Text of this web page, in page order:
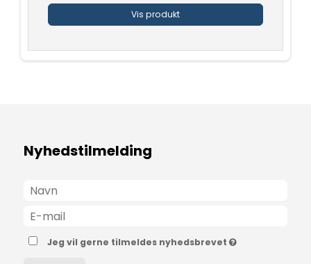
Vis produkt
Nyhedstilmelding
Jeg vil gerne tilmeldes nyhedsbrevet